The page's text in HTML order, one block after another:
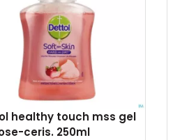
healthy touch mss gel
ceris. 250ml